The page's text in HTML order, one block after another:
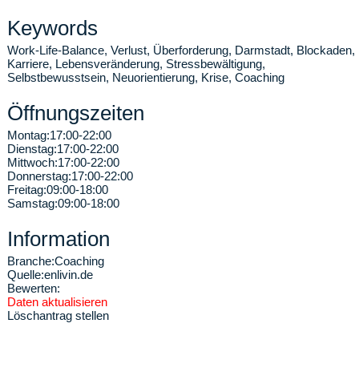
Keywords
Work-Life-Balance, Verlust, Überforderung, Darmstadt, Blockaden,
Karriere, Lebensveränderung, Stressbewältigung,
Selbstbewusstsein, Neuorientierung, Krise, Coaching
Öffnungszeiten
Montag:17:00-22:00
Dienstag:17:00-22:00
Mittwoch:17:00-22:00
Donnerstag:17:00-22:00
Freitag:09:00-18:00
Samstag:09:00-18:00
Information
Branche:Coaching
Quelle:enlivin.de
Bewerten:
Daten aktualisieren
Löschantrag stellen